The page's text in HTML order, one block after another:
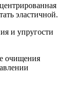
эластичной.
и упругости
очищения